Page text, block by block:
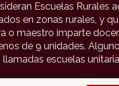
Escuelas Rurales
en zonas rurales, y
o maestro imparte
de 9 unidades.
llamadas escuelas